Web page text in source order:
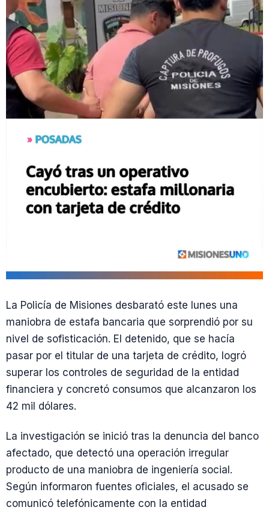
La Policía de Misiones desbarató este lunes una
maniobra de estafa bancaria que sorprendió por su
nivel de sofisticación. El detenido, que se hacía
pasar por el titular de una tarjeta de crédito, logró
superar los controles de seguridad de la entidad
financiera y concretó consumos que alcanzaron los
42 mil dólares.
La investigación se inició tras la denuncia del banco
afectado, que detectó una operación irregular
producto de una maniobra de ingeniería social.
Según informaron fuentes oficiales, el acusado se
comunicó telefónicamente con la entidad